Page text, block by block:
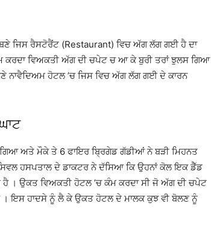
ਬਣੇ ਜਿਸ ਰੈਸਟੋਰੈਂਟ (Restaurant) ਵਿਚ ਅੱਗ ਲੱਗ ਗਈ ਹੈ ਦਾ
ਕਰਦਾ ਵਿਅਕਤੀ ਅੱਗ ਦੀ ਚਪੇਟ ਚ ਆ ਕੇ ਬੁਰੀ ਤਰਾਂ ਝੁਲਸ ਗਿਆ
ਨਾਵੈਦਿਅਮ ਹੋਟਲ ’ਚ ਜਿਸ ਵਿਚ ਅੱਗ ਲੱਗ ਗਈ ਦੇ ਕਾਰਨ
ਅਤੇ ਮੌਕੇ ਤੇ 6 ਫਾਇਰ ਬ੍ਰਿਗੇਡ ਗੱਡੀਆਂ ਨੇ ਬੜੀ ਮਿਹਨਤ
ਹਸਪਤਾਲ ਦੇ ਡਾਕਟਰ ਨੇ ਦੱਸਿਆ ਕਿ ਉਹਨਾਂ ਕੋਲ ਇਕ ਡੈੱਡ
। ਉਕਤ ਵਿਅਕਤੀ ਹੋਟਲ ’ਚ ਕੰਮ ਕਰਦਾ ਸੀ ਜੋ ਅੱਗ ਦੀ ਚਪੇਟ
। ਇਸ ਹਾਦਸੇ ਨੂੰ ਲੈ ਕੇ ਉਕਤ ਹੋਟਲ ਦੇ ਮਾਲਕ ਕੁਝ ਵੀ ਬੋਲਣ ਨੂੰ